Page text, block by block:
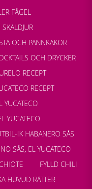
FÅGEL
OCH PANNKAKOR
OCH DRYCKER
RECEPT
RECEPT
YUCATECO
YUCATECO
IK HABANERO SÅS
SÅS, EL YUCATECO
FYLLD CHILI
HUVUD RÄTTER